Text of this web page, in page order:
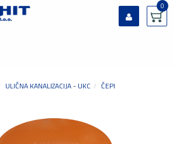
0
ULIČNA KANALIZACIJA - UKC ČEPI